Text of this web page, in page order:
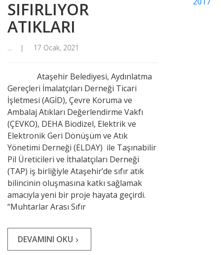
SIFIRLIYOR
ATIKLARI
... 17 Ocak, 2021
Ataşehir Belediyesi, Aydınlatma
Gereçleri İmalatçıları Derneği Ticari
İşletmesi (AGİD), Çevre Koruma ve
Ambalaj Atıkları Değerlendirme Vakfı
(ÇEVKO), DEHA Biodizel, Elektrik ve
Elektronik Geri Dönüşüm ve Atık
Yönetimi Derneği (ELDAY) ile Taşınabilir
Pil Üreticileri ve İthalatçıları Derneği
(TAP) iş birliğiyle Ataşehir’de sıfır atık
bilincinin oluşmasına katkı sağlamak
amacıyla yeni bir proje hayata geçirdi.
“Muhtarlar Arası Sıfır
DEVAMINI OKU navigate_next